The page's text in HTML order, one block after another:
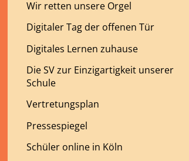
Wir retten unsere Orgel
Digitaler Tag der offenen Tür
Digitales Lernen zuhause
Die SV zur Einzigartigkeit unserer
Schule
Vertretungsplan
Pressespiegel
Schüler online in Köln